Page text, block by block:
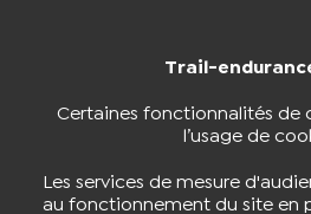
Trail-
Certaines fonctionnalités de
l’usage de
Les services de mesure
au fonctionnement du site en
NOUS